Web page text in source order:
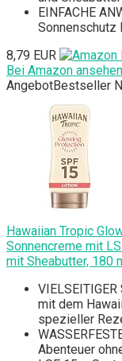
EINFACHE
Sonnenschutz
8,79 EUR
Bei Amazon ansehen
AngebotBestseller
Hawaiian Tropic
Sonnencreme mit
mit Sheabutter, 180
mit dem
spezieller
Abenteuer